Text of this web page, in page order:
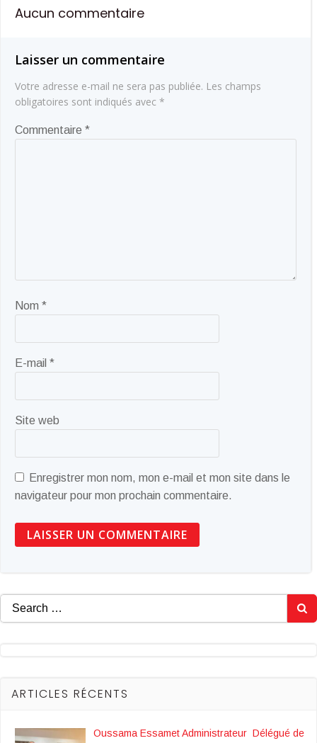
Aucun commentaire
Laisser un commentaire
Votre adresse e-mail ne sera pas publiée. Les champs
obligatoires sont indiqués avec *
Commentaire *
Nom *
E-mail *
Site web
Enregistrer mon nom, mon e-mail et mon site dans le
navigateur pour mon prochain commentaire.
Search
for:
ARTICLES RÉCENTS
Oussama Essamet Administrateur Délégué de